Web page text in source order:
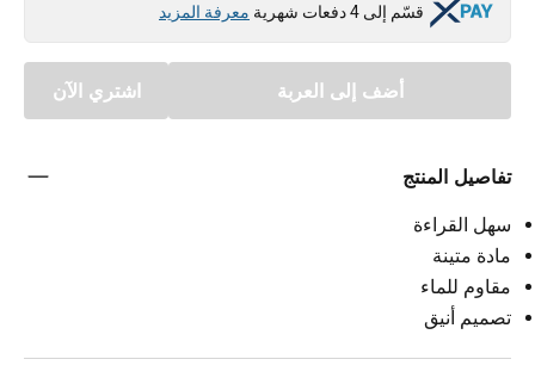
قسّم إلى 4 دفعات شهرية معرفة المزيد
أضف إلى العربة اشتري الآن
تفاصيل المنتج
سهل القراءة
مادة متينة
مقاوم للماء
تصميم أنيق